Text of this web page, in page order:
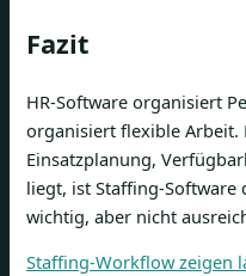
Fazit
HR-Software organisiert
organisiert flexible Arbeit.
Einsatzplanung,
liegt, ist Staffing-Software
wichtig, aber nicht
Staffing-Workflow zeigen